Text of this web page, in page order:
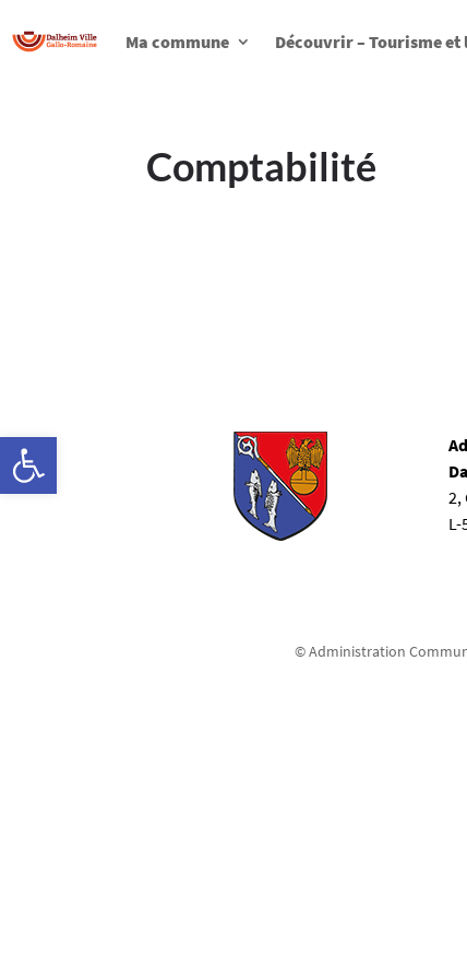
Ouvrir la barre d’outils
Ma commune Découvrir – Tourisme
Comptabilité
2,
© Administration